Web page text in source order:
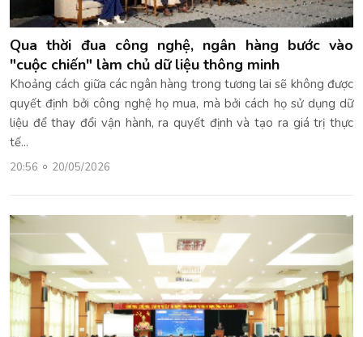
Qua thời đua công nghệ, ngân hàng bước vào
"cuộc chiến" làm chủ dữ liệu thông minh
Khoảng cách giữa các ngân hàng trong tương lai sẽ không được
quyết định bởi công nghệ họ mua, mà bởi cách họ sử dụng dữ
liệu để thay đổi vận hành, ra quyết định và tạo ra giá trị thực
tế...
20:56 20/05/2026